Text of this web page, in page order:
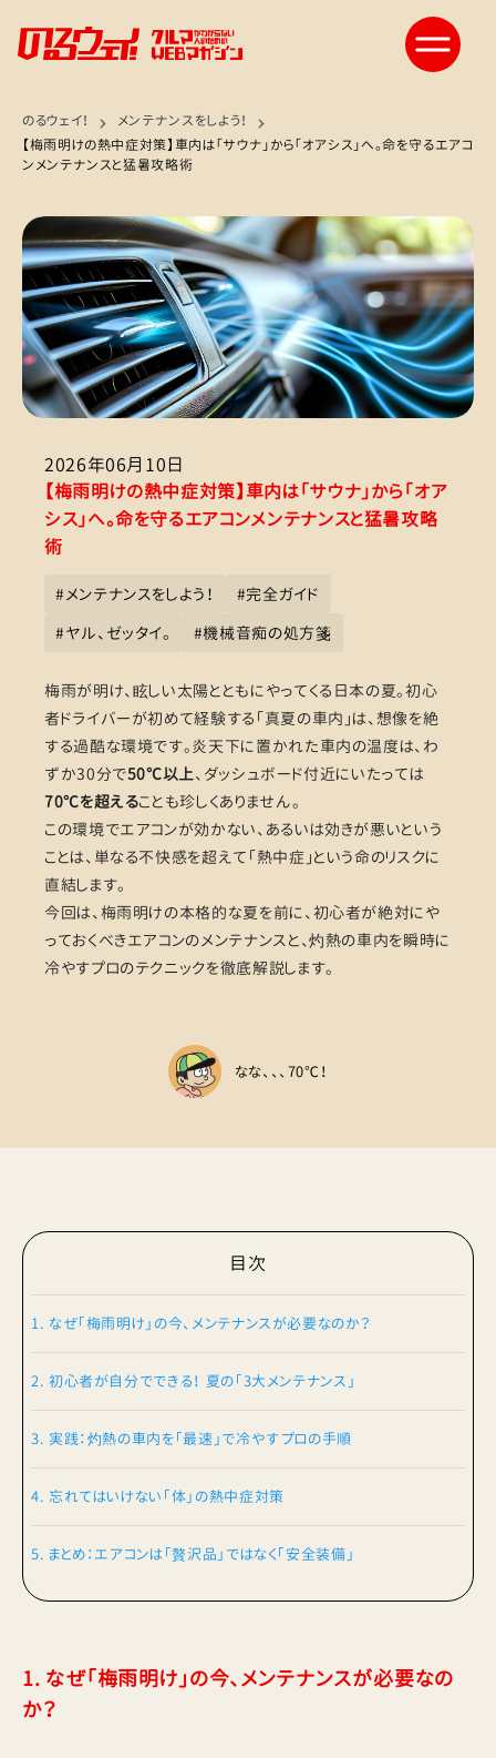
のるウェイ！
メンテナンスをしよう！
【梅雨明けの熱中症対策】車内は「サウナ」から「オアシス」へ。命を守るエアコ
ンメンテナンスと猛暑攻略術
2026年06月10日
【梅雨明けの熱中症対策】車内は「サウナ」から「オア
シス」へ。命を守るエアコンメンテナンスと猛暑攻略
術
#メンテナンスをしよう！ #完全ガイド
#ヤル、ゼッタイ。 #機械音痴の処方箋
梅雨が明け、眩しい太陽とともにやってくる日本の夏。初心
者ドライバーが初めて経験する「真夏の車内」は、想像を絶
する過酷な環境です。炎天下に置かれた車内の温度は、わ
ずか30分で50℃以上、ダッシュボード付近にいたっては
70℃を超えることも珍しくありません。
この環境でエアコンが効かない、あるいは効きが悪いという
ことは、単なる不快感を超えて「熱中症」という命のリスクに
直結します。
今回は、梅雨明けの本格的な夏を前に、初心者が絶対にや
っておくべきエアコンのメンテナンスと、灼熱の車内を瞬時に
冷やすプロのテクニックを徹底解説します。
なな、、、70℃！
目次
1. なぜ「梅雨明け」の今、メンテナンスが必要なのか？
2. 初心者が自分でできる！ 夏の「3大メンテナンス」
3. 実践：灼熱の車内を「最速」で冷やすプロの手順
4. 忘れてはいけない「体」の熱中症対策
5. まとめ：エアコンは「贅沢品」ではなく「安全装備」
1. なぜ「梅雨明け」の今、メンテナンスが必要なの
か？